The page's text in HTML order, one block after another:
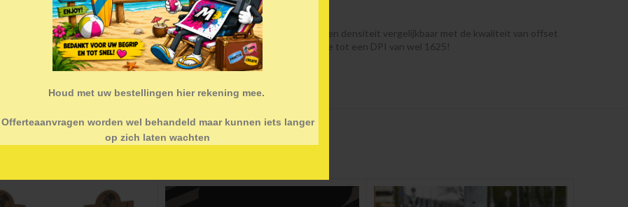
Houd met uw bestellingen hier rekening mee.
Offerteaanvragen worden wel behandeld maar kunnen iets langer
op zich laten wachten
De speciaal ontwikkelde elektro-inkten zijn op het gebied van kleur en densiteit vergelijkbaar met de kwaliteit van offset
groter. We gebruiken CMYK plus dekwit. Op de HP Indigo print je tot een DPI van wel 1625!